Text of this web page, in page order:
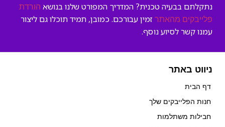
נתקלתם בבעיה טכנית? המדריך המפורט שלנו בנושא הורדת
פלייבקים מהאתר זמין עבורכם. כמובן, תמיד תוכלו גם ליצור
עמנו קשר לסיוע נוסף.
ניווט באתר
דף הבית
חנות הפלייבקים שלך
חבילות משתלמות